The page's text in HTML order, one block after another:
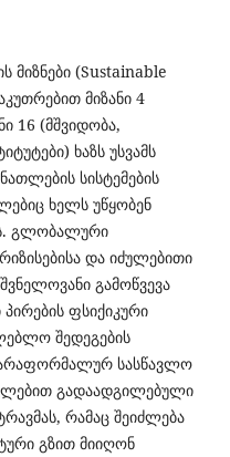
მიზნები (Sustainable
მიზანი 4
16 (მშვიდობა,
ხაზს უსვამს
სისტემების
ხელს უწყობენ
გლობალური
და იძულებითი
გამოწვევა
ფსიქიკური
შედეგების
არაფორმალურ სასწავლო
გადაადგილებული
რამაც შეიძლება
გზით მიიღონ